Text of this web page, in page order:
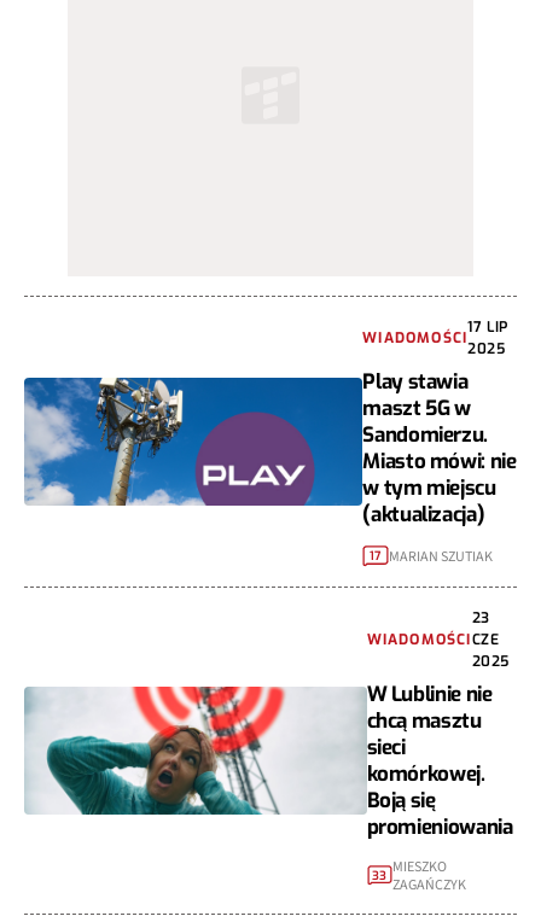
WIADOMOŚCI
17 LIP
2025
Play stawia
maszt 5G w
Sandomierzu.
Miasto mówi: nie
w tym miejscu
(aktualizacja)
17 MARIAN SZUTIAK
WIADOMOŚCI
23
CZE
2025
W Lublinie nie
chcą masztu
sieci
komórkowej.
Boją się
promieniowania
33 MIESZKO
ZAGAŃCZYK